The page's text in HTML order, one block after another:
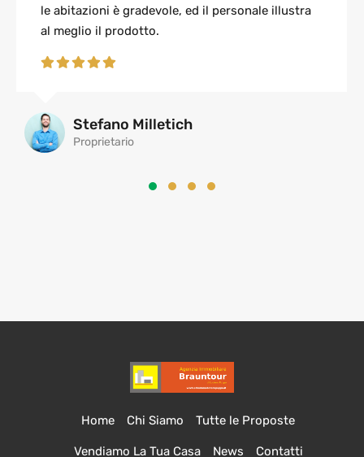
le abitazioni è gradevole, ed il personale illustra
al meglio il prodotto.
Stefano Milletich
Proprietario
Home Chi Siamo Tutte le Proposte
Vendiamo La Tua Casa News Contatti